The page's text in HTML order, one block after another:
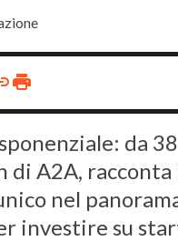
da
di A2A,
nel
investire su